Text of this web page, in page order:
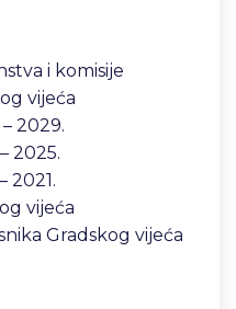
i komisije
vijeća
2029.
2025.
2021.
vijeća
Gradskog vijeća